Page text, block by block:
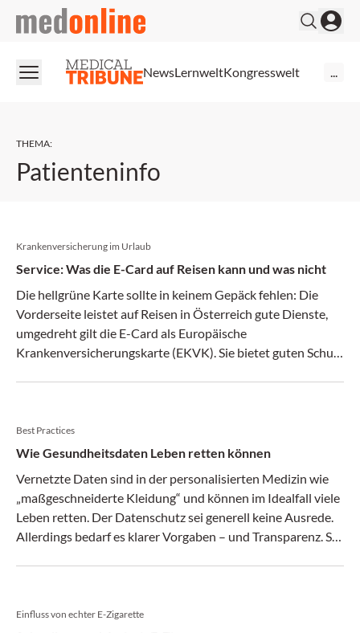
medonline
NewsLernweltKongresswelt
THEMA:
Patienteninfo
Krankenversicherung im Urlaub
Service: Was die E-Card auf Reisen kann und was nicht
Die hellgrüne Karte sollte in keinem Gepäck fehlen: Die
Vorderseite leistet auf Reisen in Österreich gute Dienste,
umgedreht gilt die E-Card als Europäische
Krankenversicherungskarte (EKVK). Sie bietet guten Schutz
Best Practices
Wie Gesundheitsdaten Leben retten können
Vernetzte Daten sind in der personalisierten Medizin wie
„maßgeschneiderte Kleidung“ und können im Idealfall viele
Leben retten. Der Datenschutz sei generell keine Ausrede.
Allerdings bedarf es klarer Vorgaben – und Transparenz. So
Einfluss von echter E-Zigarette